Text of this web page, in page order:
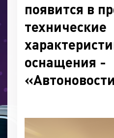
появится в
технические
оснащения -